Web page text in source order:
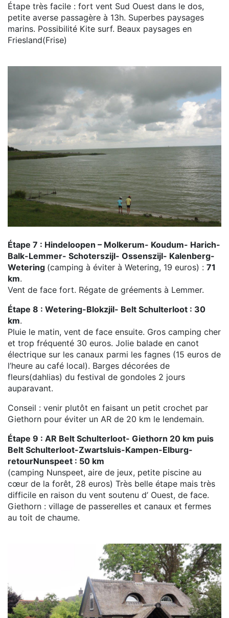
Étape très facile : fort vent Sud Ouest dans le dos,
petite averse passagère à 13h. Superbes paysages
marins. Possibilité Kite surf. Beaux paysages en
Friesland(Frise)
Étape 7 : Hindeloopen – Molkerum- Koudum- Harich-
Balk-Lemmer- Schoterszijl- Ossenszijl- Kalenberg-
Wetering (camping à éviter à Wetering, 19 euros) : 71
km.
Vent de face fort. Régate de gréements à Lemmer.
Étape 8 : Wetering-Blokzjil- Belt Schulterloot : 30
km.
Pluie le matin, vent de face ensuite. Gros camping cher
et trop fréquenté 30 euros. Jolie balade en canot
électrique sur les canaux parmi les fagnes (15 euros de
l’heure au café local). Barges décorées de
fleurs(dahlias) du festival de gondoles 2 jours
auparavant.
Conseil : venir plutôt en faisant un petit crochet par
Giethorn pour éviter un AR de 20 km le lendemain.
Étape 9 : AR Belt Schulterloot- Giethorn 20 km puis
Belt Schulterloot-Zwartsluis-Kampen-Elburg-
retourNunspeet : 50 km
(camping Nunspeet, aire de jeux, petite piscine au
cœur de la forêt, 28 euros) Très belle étape mais très
difficile en raison du vent soutenu d’ Ouest, de face.
Giethorn : village de passerelles et canaux et fermes
au toit de chaume.